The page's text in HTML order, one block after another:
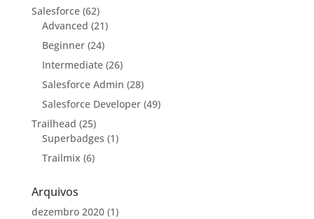
Salesforce(62)
Advanced (21)
Beginner(24)
Intermediate(26)
Salesforce Admin (28)
Salesforce Developer(49)
Trailhead (25)
Superbadges (1)
Trailmix (6)
Arquivos
dezembro 2020(1)